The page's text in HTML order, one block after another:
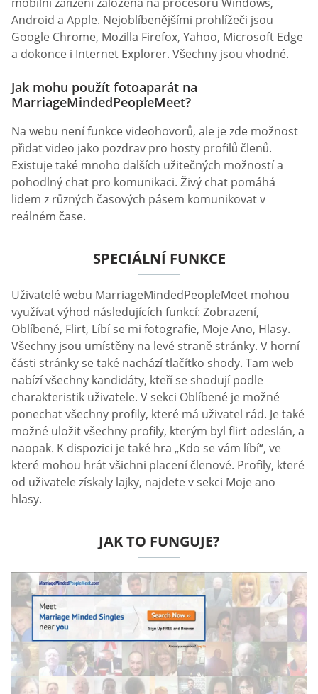
Android a Apple. Nejoblíbenějšími prohlížeči jsou
Google Chrome, Mozilla Firefox, Yahoo, Microsoft Edge
a dokonce i Internet Explorer. Všechny jsou vhodné.
Jak mohu použít fotoaparát na
MarriageMindedPeopleMeet?
Na webu není funkce videohovorů, ale je zde možnost
přidat video jako pozdrav pro hosty profilů členů.
Existuje také mnoho dalších užitečných možností a
pohodlný chat pro komunikaci. Živý chat pomáhá
lidem z různých časových pásem komunikovat v
reálném čase.
SPECIÁLNÍ FUNKCE
Uživatelé webu MarriageMindedPeopleMeet mohou
využívat výhod následujících funkcí: Zobrazení,
Oblíbené, Flirt, Líbí se mi fotografie, Moje Ano, Hlasy.
Všechny jsou umístěny na levé straně stránky. V horní
části stránky se také nachází tlačítko shody. Tam web
nabízí všechny kandidáty, kteří se shodují podle
charakteristik uživatele. V sekci Oblíbené je možné
ponechat všechny profily, které má uživatel rád. Je také
možné uložit všechny profily, kterým byl flirt odeslán, a
naopak. K dispozici je také hra „Kdo se vám líbí“, ve
které mohou hrát všichni placení členové. Profily, které
od uživatele získaly lajky, najdete v sekci Moje ano
hlasy.
JAK TO FUNGUJE?